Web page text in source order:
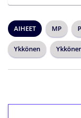
AIHEET MP
Ykkönen